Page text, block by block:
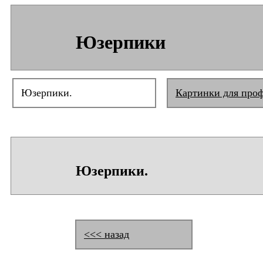
Юзерпики
Юзерпики. Картинки для
Юзерпики.
<<< назад